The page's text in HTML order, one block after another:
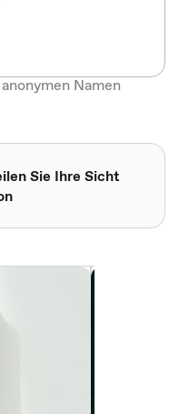
Namen
Sie Ihre Sicht